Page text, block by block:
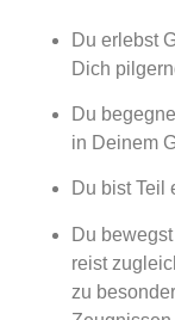
Du erlebst
Dich
Du
in Deinem
Du bist Teil
Du
reist
zu